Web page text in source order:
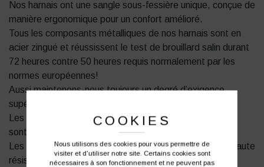
Nos harnais ont une sangle sous-fessière unique, conçue de
manière ergonomique pour un confort amélioré.
Tous les composants métalliques de nos harnais sont en
acier zingué et réussissent le test de brouillard salin durant
72 heures contre 50 heures requis normalement par les
normes européennes!
Aussi maintenons-nous toujours un degré d’exigence
supérieur contre la corrosion.
Les contours extérieurs et surtout intérieurs des pièces
sont parfaitement lisses.
Les anneaux en D utilisés sur nos harnais ont une très haute
résistance à la rupture sans aucune marque visible de
COOKIES
Nous utilisons des cookies pour vous permettre de
visiter et d'utiliser notre site. Certains cookies sont
nécessaires à son fonctionnement et ne peuvent pas